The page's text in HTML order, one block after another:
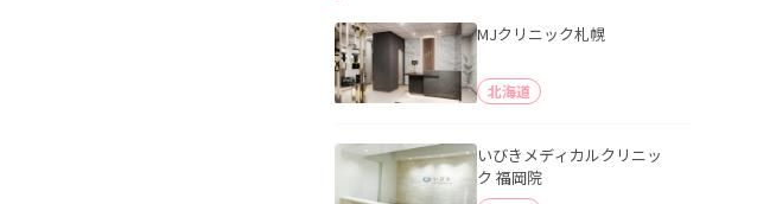
MJクリニック札幌
北海道
いびきメディカルクリニッ
ク 福岡院